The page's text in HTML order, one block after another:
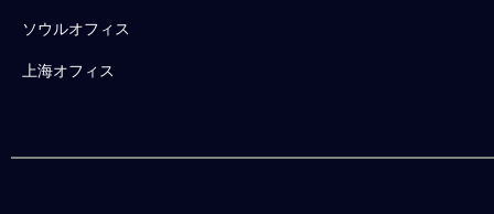
ソウルオフィス
上海オフィス